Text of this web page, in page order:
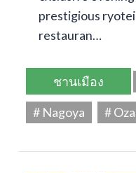
prestigious
restauran…
ชานเมือง
# Nagoya
#